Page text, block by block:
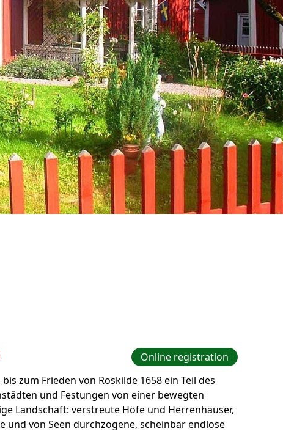
Online registration
zum Frieden von Roskilde 1658 ein Teil des
und Festungen von einer bewegten
Landschaft: verstreute Höfe und Herrenhäuser,
und von Seen durchzogene, scheinbar endlose